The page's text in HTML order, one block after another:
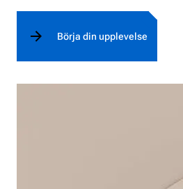
Börja din upplevelse